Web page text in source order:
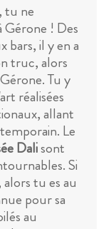
tu ne
Gérone ! Des
bars, il y en a
truc, alors
Tu y
réalisées
allant
Le
Dalisont
Si
tu es au
pour sa
au